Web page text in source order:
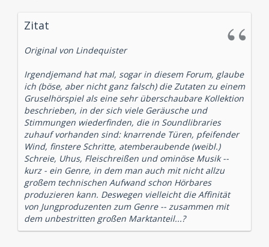
Zitat
Original von Lindequister
Irgendjemand hat mal, sogar in diesem Forum, glaube
ich (böse, aber nicht ganz falsch) die Zutaten zu einem
Gruselhörspiel als eine sehr überschaubare Kollektion
beschrieben, in der sich viele Geräusche und
Stimmungen wiederfinden, die in Soundlibraries
zuhauf vorhanden sind: knarrende Türen, pfeifender
Wind, finstere Schritte, atemberaubende (weibl.)
Schreie, Uhus, Fleischreißen und ominöse Musik --
kurz - ein Genre, in dem man auch mit nicht allzu
großem technischen Aufwand schon Hörbares
produzieren kann. Deswegen vielleicht die Affinität
von Jungproduzenten zum Genre -- zusammen mit
dem unbestritten großen Marktanteil...?